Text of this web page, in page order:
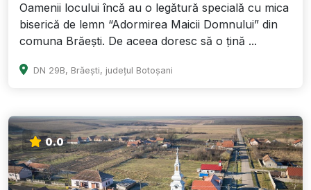
Oamenii locului încă au o legătură specială cu mica
biserică de lemn “Adormirea Maicii Domnului” din
comuna Brăești. De aceea doresc să o țină ...
DN 29B, Brăești, județul Botoșani
0.0